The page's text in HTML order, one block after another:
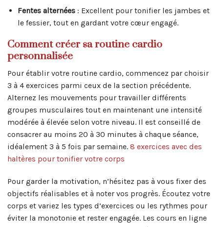
Fentes alternées: Excellent pour tonifier les jambes et
le fessier, tout en gardant votre cœur engagé.
Comment créer sa routine cardio
personnalisée
Pour établir votre routine cardio, commencez par choisir
3 à 4 exercices parmi ceux de la section précédente.
Alternez les mouvements pour travailler différents
groupes musculaires tout en maintenant une intensité
modérée à élevée selon votre niveau. Il est conseillé de
consacrer au moins 20 à 30 minutes à chaque séance,
idéalement 3 à 5 fois par semaine. 8 exercices avec des
haltères pour tonifier votre corps
Pour garder la motivation, n’hésitez pas à vous fixer des
objectifs réalisables et à noter vos progrès. Écoutez votre
corps et variez les types d’exercices ou les rythmes pour
éviter la monotonie et rester engagée. Les cours en ligne